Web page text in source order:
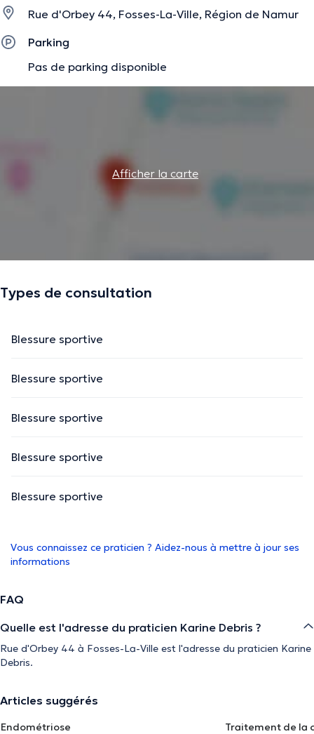
Rue d'Orbey 44, Fosses-La-Ville, Région de Namur
Parking
Pas de parking disponible
Afficher la carte
Types de consultation
Blessure sportive
Blessure sportive
Blessure sportive
Blessure sportive
Blessure sportive
Vous connaissez ce praticien ? Aidez-nous à mettre à jour ses
informations
FAQ
Quelle est l'adresse du praticien Karine Debris ?
Rue d'Orbey 44 à Fosses-La-Ville est l'adresse du praticien Karine
Debris.
Articles suggérés
Endométriose
Traitement de la